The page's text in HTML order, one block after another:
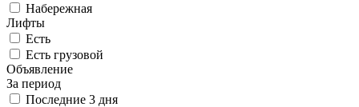
Набережная
Лифты
Есть
Есть грузовой
Объявление
За период
Последние 3 дня